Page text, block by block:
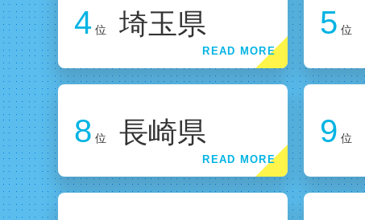
4 位 埼玉県 5 位
8 位 長崎県 9 位